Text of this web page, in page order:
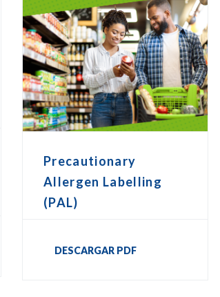
Precautionary
Allergen Labelling
(PAL)
DESCARGAR PDF